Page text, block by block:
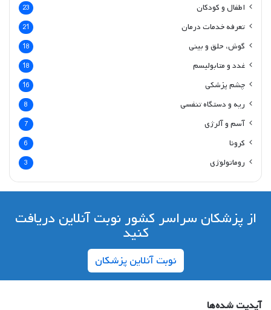
اطفال و کودکان 23
تعرفه خدمات درمان 21
گوش، حلق و بینی 18
غدد و متابولیسم 18
چشم پزشکی 16
ریه و دستگاه تنفسی 8
آسم و آلرژی 7
کرونا 6
روماتولوژی 3
از پزشکان سراسر کشور نوبت آنلاین دریافت
کنید
نوبت آنلاین پزشکان
آپدیت شده‌ها